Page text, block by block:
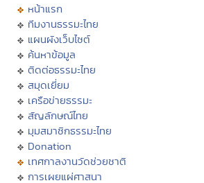
หน้าแรก
ทีมงานธรรมะไทย
แผนผังเว็บไซต์
ค้นหาข้อมูล
ติดต่อธรรมะไทย
สมุดเยี่ยม
เครือข่ายธรรมะ
สัญลักษณ์ไทย
มุมสมาชิกธรรมะไทย
Donation
เทศกาลงานวัดช่วยชาติ
การเผยแผ่ศาสนา